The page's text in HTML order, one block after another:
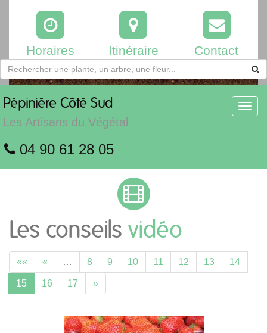
Horaires Itinéraire Contact
Pépinière Côté Sud
Les Artisans du Végétal
04 90 61 28 05
Les conseils vidéo
«« « … 8 9 10 11 12 13 14
15 16 17 »